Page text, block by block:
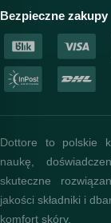
Baza wiedzy
Bezpieczne zakupy
Dottore to polskie
naukę,
skuteczne
jakości składniki i
komfort skóry.